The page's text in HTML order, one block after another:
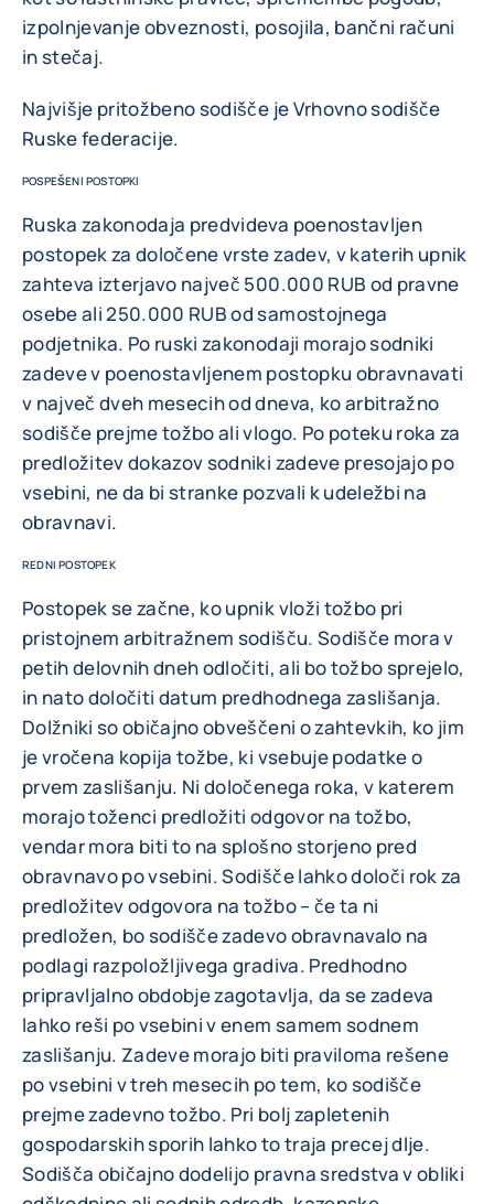
izpolnjevanje obveznosti, posojila, bančni računi
in stečaj.
Najvišje pritožbeno sodišče je Vrhovno sodišče
Ruske federacije.
POSPEŠENI POSTOPKI
Ruska zakonodaja predvideva poenostavljen
postopek za določene vrste zadev, v katerih upnik
zahteva izterjavo največ 500.000 RUB od pravne
osebe ali 250.000 RUB od samostojnega
podjetnika. Po ruski zakonodaji morajo sodniki
zadeve v poenostavljenem postopku obravnavati
v največ dveh mesecih od dneva, ko arbitražno
sodišče prejme tožbo ali vlogo. Po poteku roka za
predložitev dokazov sodniki zadeve presojajo po
vsebini, ne da bi stranke pozvali k udeležbi na
obravnavi.
REDNI POSTOPEK
Postopek se začne, ko upnik vloži tožbo pri
pristojnem arbitražnem sodišču. Sodišče mora v
petih delovnih dneh odločiti, ali bo tožbo sprejelo,
in nato določiti datum predhodnega zaslišanja.
Dolžniki so običajno obveščeni o zahtevkih, ko jim
je vročena kopija tožbe, ki vsebuje podatke o
prvem zaslišanju. Ni določenega roka, v katerem
morajo toženci predložiti odgovor na tožbo,
vendar mora biti to na splošno storjeno pred
obravnavo po vsebini. Sodišče lahko določi rok za
predložitev odgovora na tožbo – če ta ni
predložen, bo sodišče zadevo obravnavalo na
podlagi razpoložljivega gradiva. Predhodno
pripravljalno obdobje zagotavlja, da se zadeva
lahko reši po vsebini v enem samem sodnem
zaslišanju. Zadeve morajo biti praviloma rešene
po vsebini v treh mesecih po tem, ko sodišče
prejme zadevno tožbo. Pri bolj zapletenih
gospodarskih sporih lahko to traja precej dlje.
Sodišča običajno dodelijo pravna sredstva v obliki